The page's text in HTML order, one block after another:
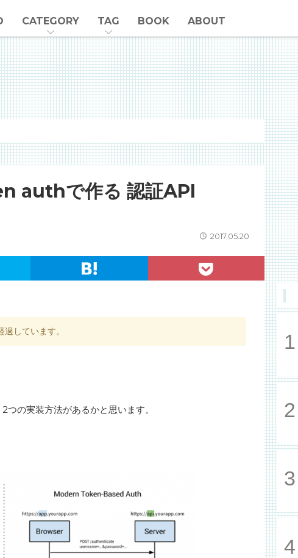
CATEGORY TAG BOOK ABOUT
authで作る 認証API
2017.05.20
しています。
の実装方法があるかと思います。